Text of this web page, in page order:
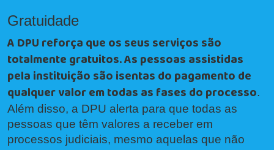
Gratuidade
A DPU reforça que os seus serviços são
totalmente gratuitos. As pessoas assistidas
pela instituição são isentas do pagamento de
qualquer valor em todas as fases do processo.
Além disso, a DPU alerta para que todas as
pessoas que têm valores a receber em
processos judiciais, mesmo aquelas que não